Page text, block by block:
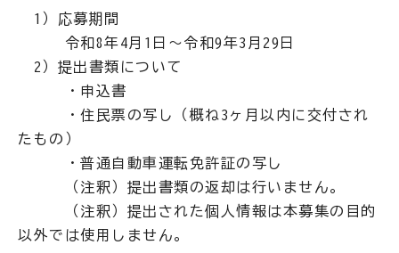
1）応募期間
令和8年4月1日～令和9年3月29日
2）提出書類について
・申込書
・住民票の写し（概ね3ヶ月以内に交付され
たもの）
・普通自動車運転免許証の写し
（注釈）提出書類の返却は行いません。
（注釈）提出された個人情報は本募集の目的
以外では使用しません。